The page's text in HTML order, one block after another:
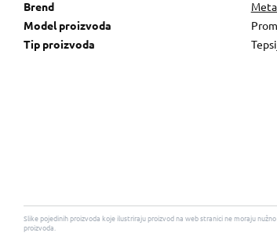
Brend
Model proizvoda
Tip proizvoda
Slike pojedinih proizvoda koje ilustriraju proizvod na web stranici ne moraju
proizvoda.